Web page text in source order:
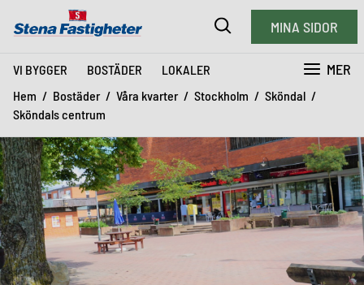
VI BYGGER BOSTÄDER LOKALER MER
MINA SIDOR
Hem Bostäder Våra kvarter Stockholm
Sköndal
Sköndals centrum